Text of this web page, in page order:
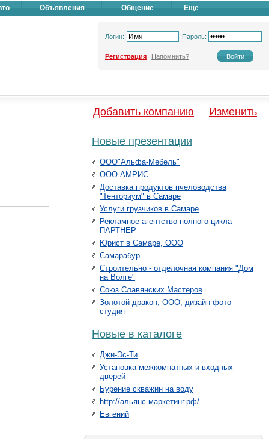
Объявления Общение Еще
Логин: Пароль:
Регистрация Напомнить?
Добавить компанию Изменить
Новые презентации
ООО"Альфа-Мебель"
ООО АМРИС
Доставка продуктов пчеловодства
"Тенториум" в Самаре
Услуги грузчиков в Самаре
Рекламное агентство полного цикла
ПАРТНЕР
Юрист в Самаре, ООО
Самарабур
Строительно - отделочная компания "Дом
на Волге"
Союз Славянских Мастеров
Золотой дракон, ООО, дизайн-фото
студия
Новые в каталоге
Джи-Эс-Ти
Установка межкомнатных и входных
дверей
Бурение скважин на воду
http://альянс-маркетинг.рф/
Евгений